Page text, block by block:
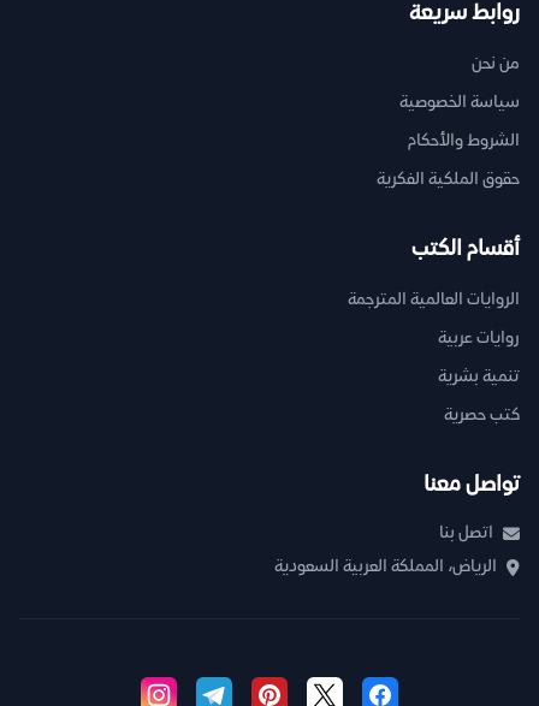
روابط سريعة
من نحن
سياسة الخصوصية
الشروط والأحكام
حقوق الملكية الفكرية
أقسام الكتب
الروايات العالمية المترجمة
روايات عربية
تنمية بشرية
كتب حصرية
تواصل معنا
اتصل بنا
الرياض، المملكة العربية السعودية